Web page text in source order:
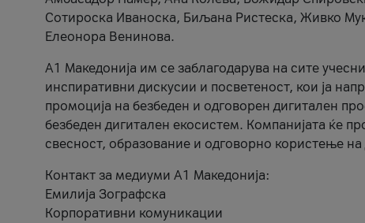
Сотироска Иваноска, Биљана Ристеска, Живко
Елеонора Венинова.
А1 Македонија им се заблагодарува на сите
инспиративни дискусии и посветеност, кои ја
промоција на безбеден и одговорен дигитален
безбеден дигитален екосистем. Компанијата ќе
свесност, образование и одговорно користење
Контакт за медиуми А1 Македонија:
Емилија Зографска
Корпоративни комуникации